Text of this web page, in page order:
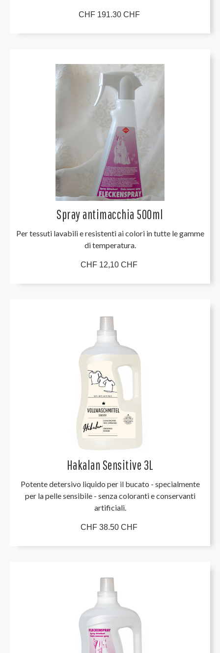
CHF 191.30 CHF
Spray antimacchia 500ml
Per tessuti lavabili e resistenti ai colori in tutte le gamme
di temperatura.
CHF 12,10 CHF
Hakalan Sensitive 3L
Potente detersivo liquido per il bucato - specialmente
per la pelle sensibile - senza coloranti e conservanti
artificiali.
CHF 38.50 CHF